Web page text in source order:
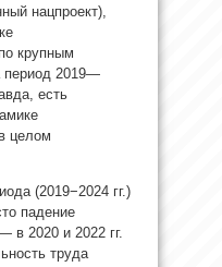
нацпроект),
крупным
период 2019—
есть
целом
(2019−2024 гг.)
падение
в 2020 и 2022 гг.
труда